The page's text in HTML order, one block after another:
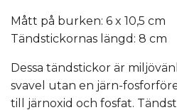
Mått på burken: 6 x 10,5 cm
Tändstickornas längd: 8 cm
Dessa tändstickor är
svavel utan en järn-
till järnoxid och fosfat.